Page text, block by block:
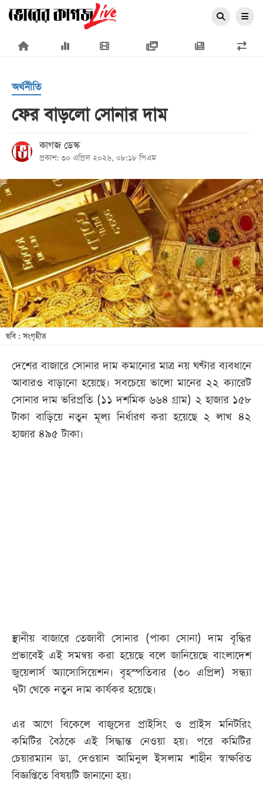
×
প্রচ্ছদ
অর্থনীতি
আন্তর্জাতিক
সারাদেশ
খেলা
বিনোদন
লাইফ
স্টাইল
তথ্যপ্রযুক্তি
সব
বিভাগ
অর্থনীতি
ফের বাড়লো সোনার দাম
কাগজ ডেস্ক
প্রকাশ: ৩০ এপ্রিল ২০২৬, ০৮:১৮ পিএম
ছবি : সংগৃহীত
দেশের বাজারে সোনার দাম কমানোর মাত্র নয় ঘণ্টার ব্যবধানে
আবারও বাড়ানো হয়েছে। সবচেয়ে ভালো মানের ২২ ক্যারেট
সোনার দাম ভরিপ্রতি (১১ দশমিক ৬৬৪ গ্রাম) ২ হাজার ১৫৮
টাকা বাড়িয়ে নতুন মূল্য নির্ধারণ করা হয়েছে ২ লাখ ৪২
হাজার ৪৯৫ টাকা।
স্থানীয় বাজারে তেজাবী সোনার (পাকা সোনা) দাম বৃদ্ধির
প্রভাবেই এই সমন্বয় করা হয়েছে বলে জানিয়েছে বাংলাদেশ
জুয়েলার্স অ্যাসোসিয়েশন। বৃহস্পতিবার (৩০ এপ্রিল) সন্ধ্যা
৭টা থেকে নতুন দাম কার্যকর হয়েছে।
এর আগে বিকেলে বাজুসের প্রাইসিং ও প্রাইস মনিটরিং
কমিটির বৈঠকে এই সিদ্ধান্ত নেওয়া হয়। পরে কমিটির
চেয়ারম্যান ডা. দেওয়ান আমিনুল ইসলাম শাহীন স্বাক্ষরিত
বিজ্ঞপ্তিতে বিষয়টি জানানো হয়।